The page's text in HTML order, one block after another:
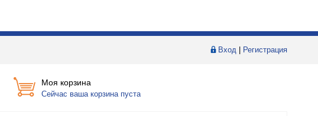
Вход Регистрация
Моя корзина
Сейчас ваша корзина пуста